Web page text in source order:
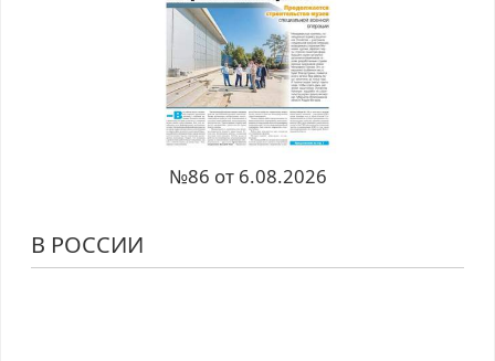
№86 от 6.08.2026
В РОССИИ